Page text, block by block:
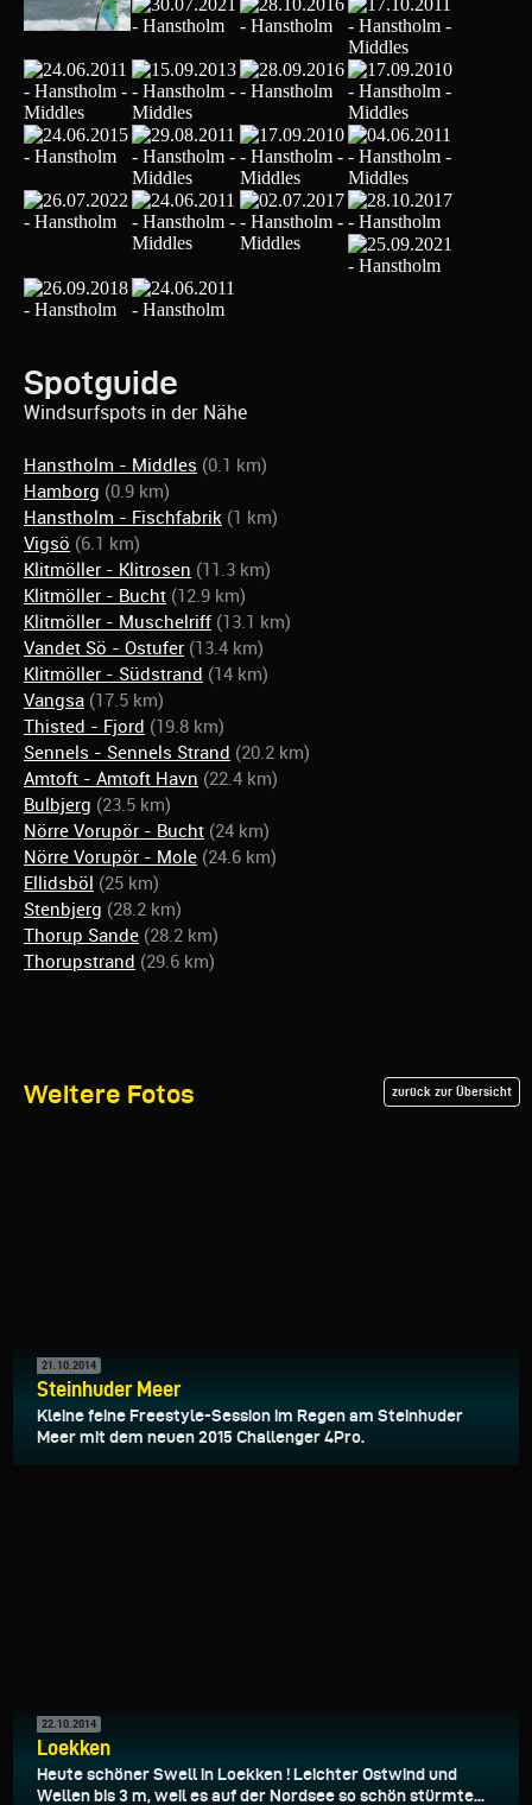
Spotguide
Windsurfspots in der Nähe
Hanstholm - Middles (0.1 km)
Hamborg (0.9 km)
Hanstholm - Fischfabrik (1 km)
Vigsö (6.1 km)
Klitmöller - Klitrosen (11.3 km)
Klitmöller - Bucht (12.9 km)
Klitmöller - Muschelriff (13.1 km)
Vandet Sö - Ostufer (13.4 km)
Klitmöller - Südstrand (14 km)
Vangsa (17.5 km)
Thisted - Fjord (19.8 km)
Sennels - Sennels Strand (20.2 km)
Amtoft - Amtoft Havn (22.4 km)
Bulbjerg (23.5 km)
Nörre Vorupör - Bucht (24 km)
Nörre Vorupör - Mole (24.6 km)
Ellidsböl (25 km)
Stenbjerg (28.2 km)
Thorup Sande (28.2 km)
Thorupstrand (29.6 km)
Weitere Fotos zurück zur Übersicht
21.10.2014
Steinhuder Meer
Kleine feine Freestyle-Session im Regen am Steinhuder
Meer mit dem neuen 2015 Challenger 4Pro.
22.10.2014
Loekken
Heute schöner Swell in Loekken ! Leichter Ostwind und
Wellen bis 3 m, weil es auf der Nordsee so schön stürmte...